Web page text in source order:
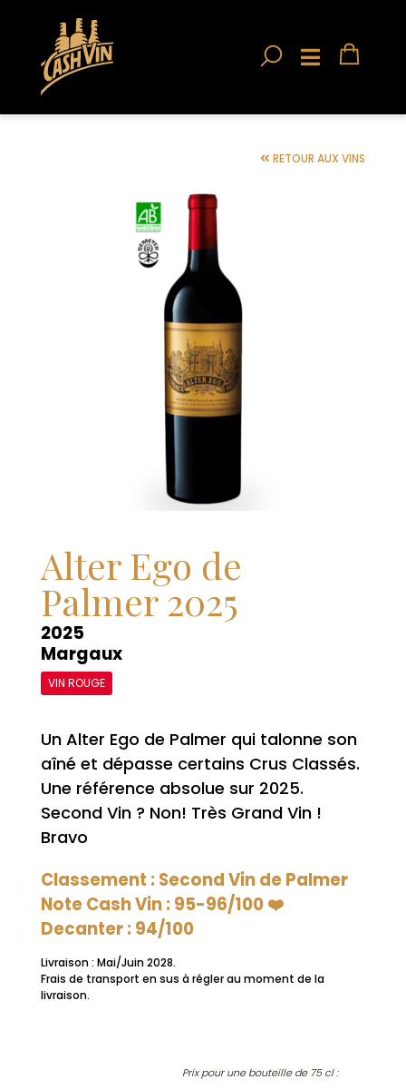
RETOUR AUX VINS
Alter Ego de
Palmer 2025
2025
Margaux
VIN ROUGE
Un Alter Ego de Palmer qui talonne son
aîné et dépasse certains Crus Classés.
Une référence absolue sur 2025.
Second Vin ? Non! Très Grand Vin !
Bravo
Classement : Second Vin de Palmer
Note Cash Vin : 95-96/100 ❤️
Decanter : 94/100
Livraison : Mai/Juin 2028.
Frais de transport en sus à régler au moment de la
livraison.
Prix pour une bouteille de 75 cl :